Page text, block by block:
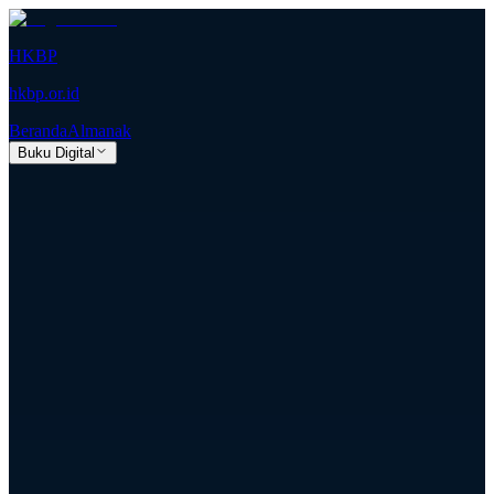
HKBP
hkbp.or.id
BerandaAlmanak
Buku Digital